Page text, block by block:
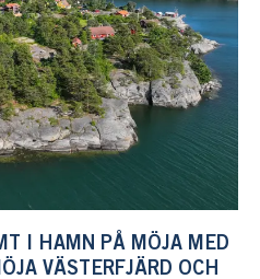
I HAMN PÅ MÖJA MED
VÄSTERFJÄRD OCH